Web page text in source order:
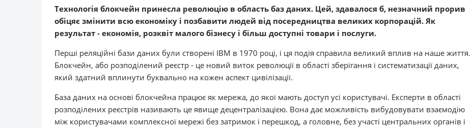
Технологія блокчейн принесла революцію в область баз даних. Цей, здавалося б, незначний прорив
обіцяє змінити всю економіку і позбавити людей від посередництва великих корпорацій. Як
результат - економія, розквіт малого бізнесу і більш доступні товари і послуги.
Перші реляційні бази даних були створені IBM в 1970 році, і ця подія справила великий вплив на наше життя.
Блокчейн, або розподілений реєстр - це новий виток революції в області зберігання і систематизації даних,
який здатний вплинути буквально на кожен аспект цивілізації.
База даних на основі блокчейна працює як мережа, до якої мають доступ усі користувачі. Експерти в області
розподілених реєстрів називають це явище децентралізацією. Вона дає можливість вибудовувати взаємодію
між користувачами комплексної мережі без затримок і перешкод, а головне, без участі центральних органів і